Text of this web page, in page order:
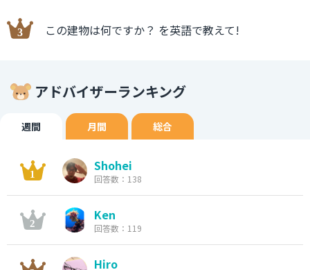
この建物は何ですか？ を英語で教えて!
アドバイザーランキング
週間 月間 総合
Shohei
回答数：138
Ken
回答数：119
Hiro